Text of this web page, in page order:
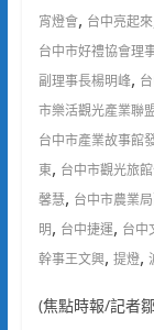
宵燈會, 台中亮起來
台中市好禮協會理
副理事長楊明峰,
市樂活觀光產業聯
台中市產業故事館
東, 台中市觀光旅
馨慧, 台中市農業
明, 台中捷運, 台中
幹事王文興, 提燈,
(焦點時報/記者